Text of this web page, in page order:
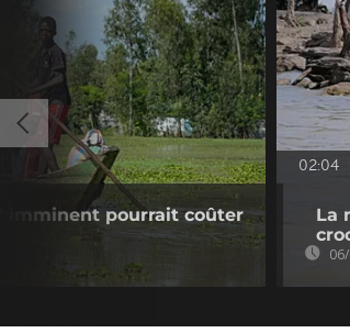
imminent pourrait coûter
02:04
La